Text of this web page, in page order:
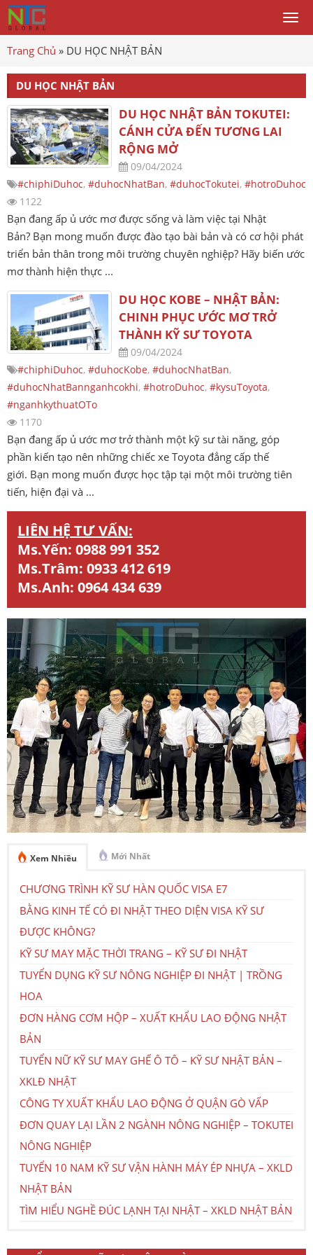
Trang Chủ » DU HỌC NHẬT BẢN
DU HỌC NHẬT BẢN
DU HỌC NHẬT BẢN TOKUTEI:
CÁNH CỬA ĐẾN TƯƠNG LAI
RỘNG MỞ
09/04/2024
#chiphiDuhoc, #duhocNhatBan, #duhocTokutei, #hotroDuhoc
1122
Bạn đang ấp ủ ước mơ được sống và làm việc tại Nhật
Bản? Bạn mong muốn được đào tạo bài bản và có cơ hội phát
triển bản thân trong môi trường chuyên nghiệp? Hãy biến ước
mơ thành hiện thực ...
DU HỌC KOBE – NHẬT BẢN:
CHINH PHỤC ƯỚC MƠ TRỞ
THÀNH KỸ SƯ TOYOTA
09/04/2024
#chiphiDuhoc, #duhocKobe, #duhocNhatBan,
#duhocNhatBannganhcokhi, #hotroDuhoc, #kysuToyota,
#nganhkythuatOTo
1170
Bạn đang ấp ủ ước mơ trở thành một kỹ sư tài năng, góp
phần kiến tạo nên những chiếc xe Toyota đẳng cấp thế
giới. Bạn mong muốn được học tập tại một môi trường tiên
tiến, hiện đại và ...
LIÊN HỆ TƯ VẤN:
Ms.Yến: 0988 991 352
Ms.Trâm: 0933 412 619
Ms.Anh: 0964 434 639
Xem Nhiều Mới Nhất
CHƯƠNG TRÌNH KỸ SƯ HÀN QUỐC VISA E7
BẰNG KINH TẾ CÓ ĐI NHẬT THEO DIỆN VISA KỸ SƯ
ĐƯỢC KHÔNG?
KỸ SƯ MAY MẶC THỜI TRANG – KỸ SƯ ĐI NHẬT
TUYỂN DỤNG KỸ SƯ NÔNG NGHIỆP ĐI NHẬT | TRỒNG
HOA
ĐƠN HÀNG CƠM HỘP – XUẤT KHẨU LAO ĐỘNG NHẬT
BẢN
TUYỂN NỮ KỸ SƯ MAY GHẾ Ô TÔ – KỸ SƯ NHẬT BẢN –
XKLĐ NHẬT
CÔNG TY XUẤT KHẨU LAO ĐỘNG Ở QUẬN GÒ VẤP
ĐƠN QUAY LẠI LẦN 2 NGÀNH NÔNG NGHIỆP – TOKUTEI
NÔNG NGHIỆP
TUYỂN 10 NAM KỸ SƯ VẬN HÀNH MÁY ÉP NHỰA – XKLD
NHẬT BẢN
TÌM HIỂU NGHỀ ĐÚC LẠNH TẠI NHẬT – XKLD NHẬT BẢN